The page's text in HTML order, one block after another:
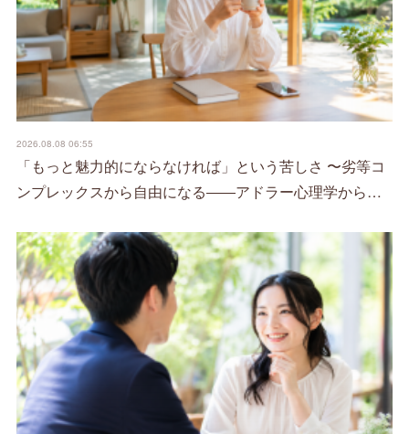
2026.08.08 06:55
「もっと魅力的にならなければ」という苦しさ 〜劣等コ
ンプレックスから自由になる――アドラー心理学から…